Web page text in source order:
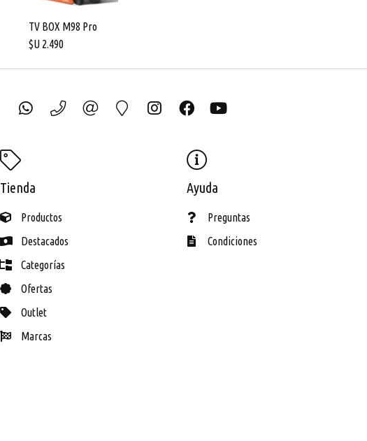
TV BOX M98 Pro
$U 2.490
Tienda
Productos
Destacados
Categorías
Ofertas
Outlet
Marcas
Ayuda
Preguntas
Condiciones